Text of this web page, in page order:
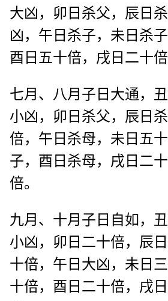
大凶，卯日杀父，辰日
凶，午日杀子，未日杀子
酉日五十倍，戌日二十倍
七月、八月子日大通，
小凶，卯日杀父，辰日
倍，午日杀母，未日五
子，酉日杀母，戌日二
倍。
九月、十月子日自如，
小凶，卯日二十倍，辰
十倍，午日大凶，未日
十倍，酉日二十倍，戌